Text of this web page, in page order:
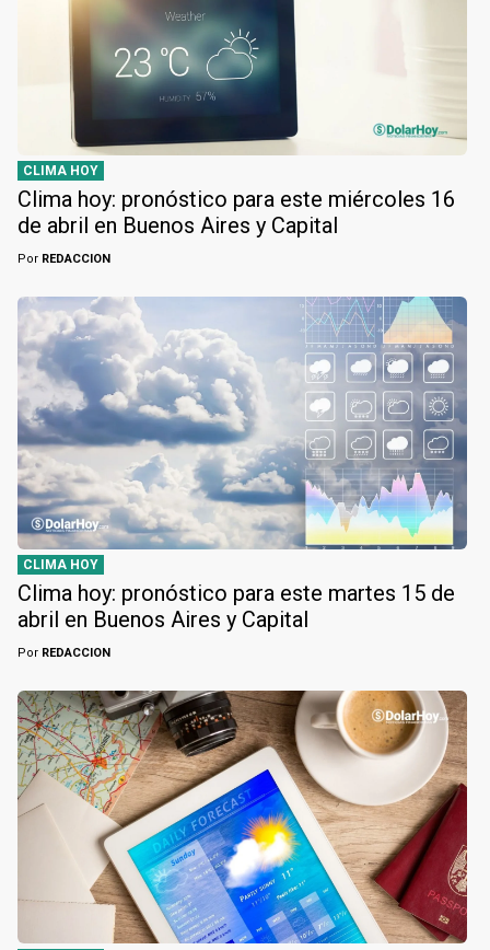
CLIMA HOY
Clima hoy: pronóstico para este miércoles 16
de abril en Buenos Aires y Capital
Por REDACCION
CLIMA HOY
Clima hoy: pronóstico para este martes 15 de
abril en Buenos Aires y Capital
Por REDACCION